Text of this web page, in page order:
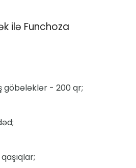
ilə Funchoza
göbələklər - 200 qr;